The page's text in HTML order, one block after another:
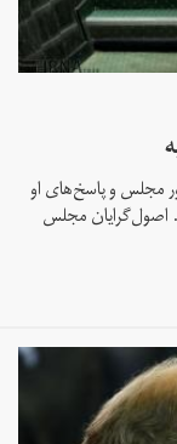
جلسه علنی روز سه‌شنبه، ۶ شهریور مجلس و پاسخ‌های او
اصول‌گرایان مجلس